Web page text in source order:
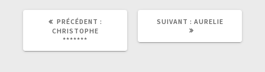
PRÉCÉDENT :
CHRISTOPHE
*******
SUIVANT : AURELIE